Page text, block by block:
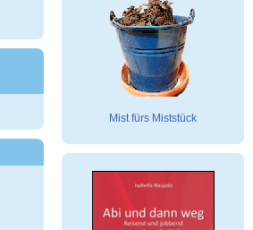
Mist fürs Miststück